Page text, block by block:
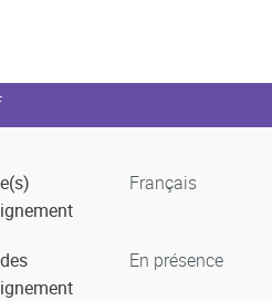
Français
En présence